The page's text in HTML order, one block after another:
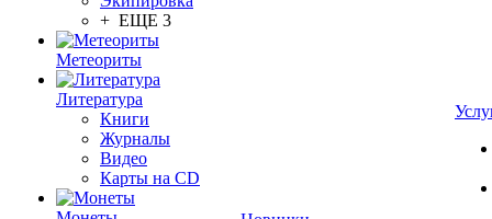
+ ЕЩЕ 3
Метеориты
Литература
Книги
Журналы
Видео
Карты на CD